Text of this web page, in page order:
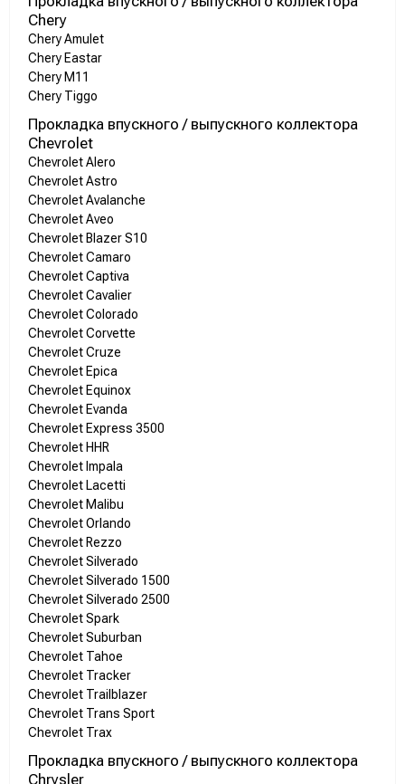
Chery
Chery Amulet
Chery Eastar
Chery M11
Chery Tiggo
Прокладка впускного / выпускного коллектора
Chevrolet
Chevrolet Alero
Chevrolet Astro
Chevrolet Avalanche
Chevrolet Aveo
Chevrolet Blazer S10
Chevrolet Camaro
Chevrolet Captiva
Chevrolet Cavalier
Chevrolet Colorado
Chevrolet Corvette
Chevrolet Cruze
Chevrolet Epica
Chevrolet Equinox
Chevrolet Evanda
Chevrolet Express 3500
Chevrolet HHR
Chevrolet Impala
Chevrolet Lacetti
Chevrolet Malibu
Chevrolet Orlando
Chevrolet Rezzo
Chevrolet Silverado
Chevrolet Silverado 1500
Chevrolet Silverado 2500
Chevrolet Spark
Chevrolet Suburban
Chevrolet Tahoe
Chevrolet Tracker
Chevrolet Trailblazer
Chevrolet Trans Sport
Chevrolet Trax
Прокладка впускного / выпускного коллектора
Chrysler